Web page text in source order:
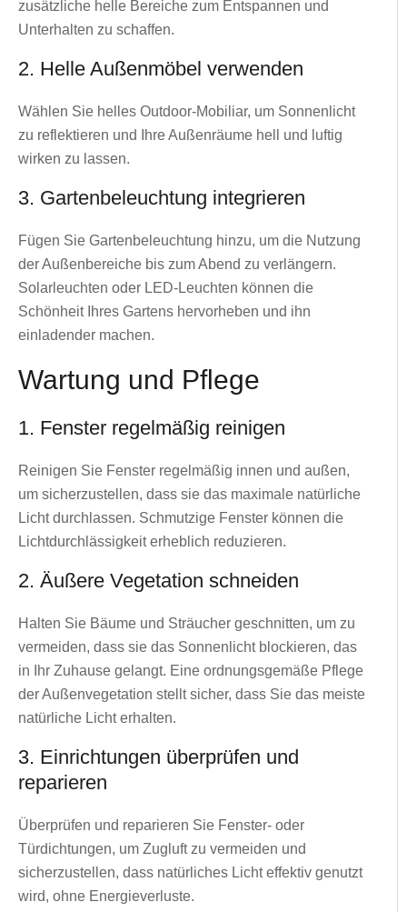
zusätzliche helle Bereiche zum Entspannen und
Unterhalten zu schaffen.
2. Helle Außenmöbel verwenden
Wählen Sie helles Outdoor-Mobiliar, um Sonnenlicht
zu reflektieren und Ihre Außenräume hell und luftig
wirken zu lassen.
3. Gartenbeleuchtung integrieren
Fügen Sie Gartenbeleuchtung hinzu, um die Nutzung
der Außenbereiche bis zum Abend zu verlängern.
Solarleuchten oder LED-Leuchten können die
Schönheit Ihres Gartens hervorheben und ihn
einladender machen.
Wartung und Pflege
1. Fenster regelmäßig reinigen
Reinigen Sie Fenster regelmäßig innen und außen,
um sicherzustellen, dass sie das maximale natürliche
Licht durchlassen. Schmutzige Fenster können die
Lichtdurchlässigkeit erheblich reduzieren.
2. Äußere Vegetation schneiden
Halten Sie Bäume und Sträucher geschnitten, um zu
vermeiden, dass sie das Sonnenlicht blockieren, das
in Ihr Zuhause gelangt. Eine ordnungsgemäße Pflege
der Außenvegetation stellt sicher, dass Sie das meiste
natürliche Licht erhalten.
3. Einrichtungen überprüfen und
reparieren
Überprüfen und reparieren Sie Fenster- oder
Türdichtungen, um Zugluft zu vermeiden und
sicherzustellen, dass natürliches Licht effektiv genutzt
wird, ohne Energieverluste.